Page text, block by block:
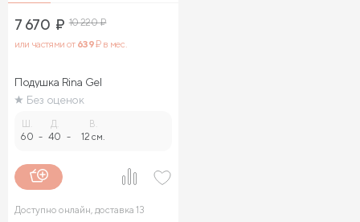
7 670 ₽ 10 220₽
или частями от 639₽ в мес.
Подушка Rina Gel
Без оценок
Ш.
60 -
Д.
40 -
В.
12 см.
Доступно онлайн, доставка 13